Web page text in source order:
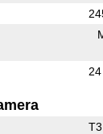
T3